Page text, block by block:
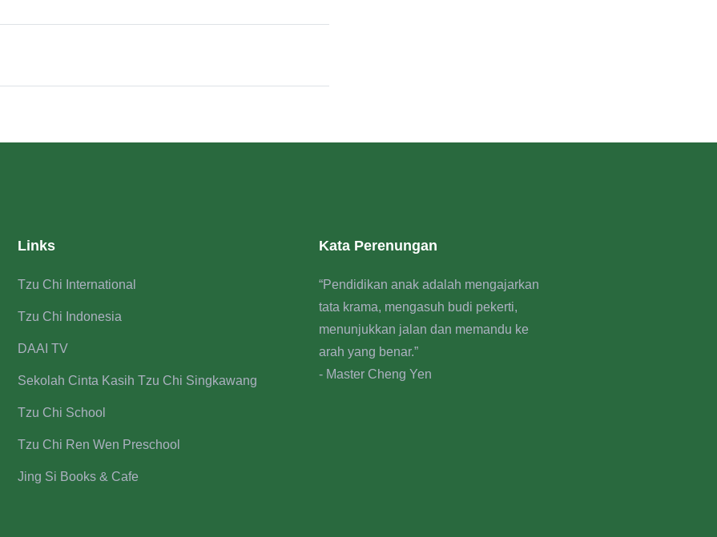
Links
Tzu Chi International
Tzu Chi Indonesia
DAAI TV
Sekolah Cinta Kasih Tzu Chi Singkawang
Tzu Chi School
Tzu Chi Ren Wen Preschool
Jing Si Books & Cafe
Kata Perenungan
“Pendidikan anak adalah mengajarkan
tata krama, mengasuh budi pekerti,
menunjukkan jalan dan memandu ke
arah yang benar.”
- Master Cheng Yen